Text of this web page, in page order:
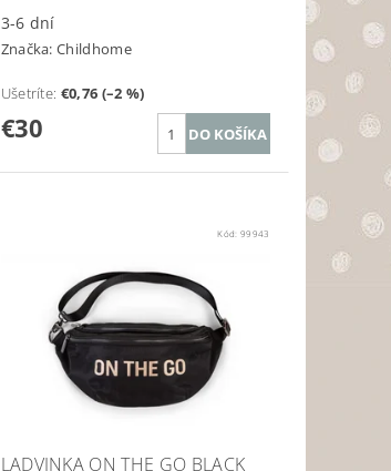
3-6 dní
Značka:Childhome
Ušetríte: €0,76 (–2 %)
€30
Kód:99943
LADVINKA ON THE GO BLACK